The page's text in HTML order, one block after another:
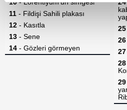
reklamların maliyetlerimizi
kalemimiz olduğunu sizlere
Her halükârda, kullanıcılar, bu
takdirde, kullanıcılara hedefli
Sizlere daha iyi bir hizmet
Sitemizde kendimize ve üçüncü